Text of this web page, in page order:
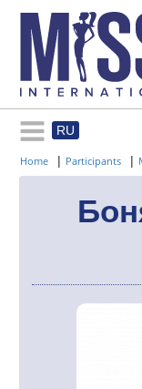
RU
Rules
Home | Participants |